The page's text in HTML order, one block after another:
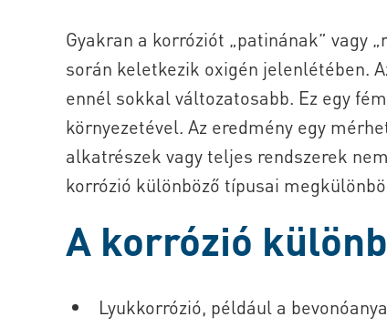
Gyakran a korróziót „patinának” vagy
során keletkezik oxigén jelenlétében.
ennél sokkal változatosabb. Ez egy
környezetével. Az eredmény egy
alkatrészek vagy teljes rendszerek
korrózió különböző típusai
A korrózió
Lyukkorrózió, például a